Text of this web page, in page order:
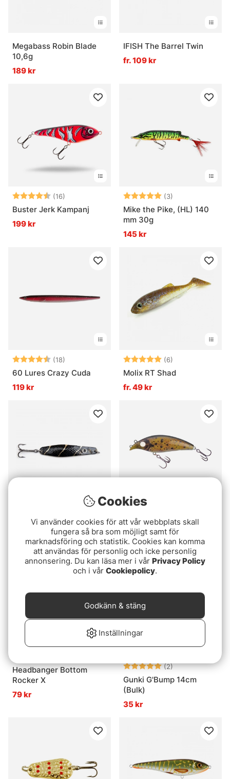
Megabass Robin Blade
10,6g
189 kr
IFISH The Barrel Twin
fr. 109 kr
Betyg: (16)
4.7 utav 5 stjärnor
Buster Jerk Kampanj
199 kr
Betyg: (3)
Mike the Pike, (HL) 140
mm 30g
145 kr
Betyg: (18)
4.7 utav 5 stjärnor
60 Lures Crazy Cuda
119 kr
Betyg: (6)
Molix RT Shad
fr. 49 kr
Snaps Draget
fr. 69 kr
Hurricane Plague 16cm,
94g
149 kr
Headbanger Bottom
Rocker X
79 kr
Betyg: (2)5.0 utav 5
Gunki G'Bump 14cm
(Bulk)
35 kr
Cookies
Vi använder cookies för att vår webbplats skall
fungera så bra som möjligt samt för
marknadsföring och statistik. Cookies kan komma
att användas för personlig och icke personlig
annonsering. Du kan läsa mer i vår Privacy Policy
och i vår Cookiepolicy.
Inställningar
Godkänn & stäng